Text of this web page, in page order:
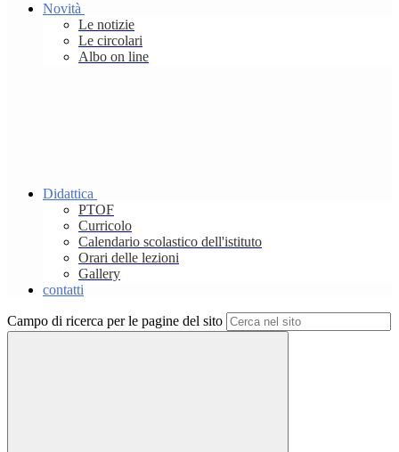
Novità
Le notizie
Le circolari
Albo on line
Didattica
PTOF
Curricolo
Calendario scolastico dell'istituto
Orari delle lezioni
Gallery
contatti
Campo di ricerca per le pagine del sito